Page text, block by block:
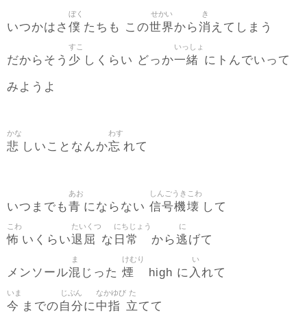
いつかはさ 僕
ぼく
たちも この世界
せかい
から消
き
えてしまう
だからそう 少
すこ
しくらい どっか一緒
いっしょ
にトんでいって
みようよ
悲
かな
しいことなんか忘
わす
れて
いつまでも青
あお
にならない 信号機
しんごうき
壊
こわ
して
怖
こわ
いくらい退屈
たいくつ
な 日常
にちじょう
から逃
に
げて
メンソール混
ま
じった 煙
けむり
high に 入
い
れて
今
いま
までの自分
じぶん
に中指
なかゆび
立
た
てて